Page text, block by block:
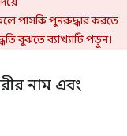
পাসকি পুনরুদ্ধার করতে
বুঝতে ব্যাখ্যাটি পড়ুন।
নাম এবং